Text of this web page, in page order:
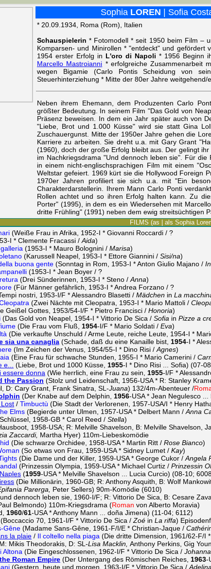
Sophia LOREN | Sofia
* 20.09.1934, Roma (Rom), Italien
Schauspielerin * Fotomodell * seit 1950 beim Film –
Komparsen- und Minirollen * "entdeckt" und gefördert
1954 erster Erfolg in L'oro di Napoli * 1956 Beginn
Marcello Mastroianni * erfolgreiche Zusammenarbeit
wegen Bigamie (Carlo Pontis Scheidung von
Steuerhinterziehung * Mitte der 80er Jahre weitgehend/
Neben ihrem Ehemann, dem Produzenten Carlo
größter Bedeutung. In seinem Film "Das Gold von
Präsenz beweisen. In dem ein Jahr später auch von
"Liebe, Brot und 1.000 Küsse" wird sie statt Gina
Zuschauergunst. Mitte der 1950er Jahre gehen die
Karriere zu arbeiten. Sie dreht u.a. mit Gary Grant
(1960), doch der große Erfolg bleibt aus. Der gelingt
im Nachkriegsdrama "Und dennoch leben sie". Für
in einem nicht-englischsprachigen Film mit einem
Weltstar gefeiert. 1969 kürt sie die Hollywood Foreign
1970er Jahren profiliert sie sich u.a. mit "Ein
Charakterdarstellerin. Ihrem Mann Carlo Ponti
Rollen achtet und so ihren Erfolg halten kann. Zu
Porter" (1995), in dem es ein Wiedersehen mit
dritte Frühling" (1991) neben dem ewig streitsüchtigen
FILMS (as | als Sophia
(Weiße Frau in Afrika, 1952-I * Giovanni Roccardi / ?
I * Clemente Fracassi / Aida)
(1953-I * Mauro Bolognini / Marisa)
(Karussell Neapel, 1953-I * Ettore Giannini / Sisi/na)
buona gente (Sonntag in Rom, 1953-I * Anton Giulio Majano /
(1953-I * Jean Boyer / ?
(Drei Sünderinnen, 1953-I * Steno / Anna)
(Für Männer gefährlich, 1953-I * Andrea Forzano / ?
nostri, 1953-I/F * Alessandro Blasetti / Mädchen in La
(Zwei Nächte mit Cleopatra, 1953-I * Mario Mattoli /
Geißel Gottes, 1953/54-I/F * Pietro Francisci / Honoria)
(Das Gold von Neapel, 1954-I * Vittorio De Sica / Sofia in Pizze a
(Die Frau vom Fluß, 1954-I/F * Mario Soldati / Eva)
(Die verkaufte Unschuld / Arme Leute, reiche Leute, 1954-I *
sia una canaglia (Schade, daß du eine Kanaille bist, 1954-I *
(Im Zeichen der Venus, 1954/55-I * Dino Risi / Agnes)
(Eine Frau für schwache Stunden, 1955-I * Mario Camerini /
(Liebe, Brot und 1000 Küsse, 1955-I * Dino Risi ... Sofia) (07-
essere donna (Wie herrlich, eine Frau zu sein, 1955-I/F *
the Passion (Stolz und Leidenschaft, 1956-USA * R: Stanley
D: Cary Grant, Frank Sinatra, SL-Juana) 132/4m-Abenteuer /
(Der Knabe auf dem Delphin, 1956-USA * Jean Negulesco
/ Timbuctù (Die Stadt der Verlorenen, 1957-USA/I * Henry
Elms (Begierde unter Ulmen, 1957-USA * Delbert Mann / Anna
1958-GB * Carol Reed / Stella)
1958-USA; R: Melville Shavelson, B: Melville Shavelson,
Zaccardi, Martha Hyer) 110m-Liebeskomödie
(Die schwarze Orchidee, 1958-USA * Martin Ritt / Rose Bianco)
(So etwas von Frau, 1959-USA * Sidney Lumet / Kay)
(Die Dame und der Killer, 1959-USA * George Cukor / Angela
(Prinzessin Olympia, 1959-USA * Michael Curtiz / Prinzessin
(1959-USA * Melville Shavelson ... Lucia Curcio) (08-10;
(Die Millionärin, 1960-GB; R: Anthony Asquith, B: Wolf
Parerga, Peter Sellers) 90m-Komödie (6010)
dennoch leben sie, 1960-I/F; R: Vittorio De Sica, B: Cesare
Belmondo) 110m-Kriegsdrama (Roman von Alberto Moravia)
1960/61-USA * Anthony Mann ... doña Jimena) (11-04; 6112)
(Boccaccio 70, 1961-I/F * Vittorio De Sica / Zoé in La riffa)
Gêne (Madame Sans-Gêne, 1961-F/I/E * Christian-Jaque /
la plaie / Il coltello nella piaga (Die dritte Dimension, 1961/62-F/I
Mikis Theodorakis, D: SL-Lisa Macklin, Anthony Perkins, Gig
Altona (Die Eingeschlossenen, 1962-I/F * Vittorio De Sica / Johanna
Roman Empire (Der Untergang des Römischen Reiches, 1963-
(Gestern, heute und morgen, 1963-I/F * Vittorio De Sica /